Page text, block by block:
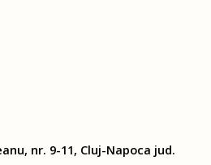
nr. 9-11, Cluj-Napoca jud.